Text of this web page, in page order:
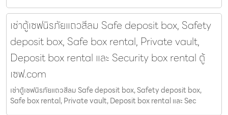
เช่าตู้เซฟนิรภัยแถวสีลม Safe deposit box, Safety
deposit box, Safe box rental, Private vault,
Deposit box rental และ Security box rental ตู้
เซฟ.com
เช่าตู้เซฟนิรภัยแถวสีลม Safe deposit box, Safety deposit box,
Safe box rental, Private vault, Deposit box rental และ Sec